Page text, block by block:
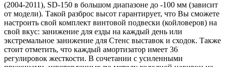
(2004-2011), SD-150 в большом диапазоне до -100 мм (зависит
от модели). Такой разброс высот гарантирует, что Вы сможете
настроить свой комплект винтовой подвески (койловеров) на
свой вкус: занижение для езды на каждый день или
экстремальное занижение для Стенс выставок и сходок. Также
стоит отметить, что каждый амортизатор имеет 36
регулировок жесткости. В сочетании с усиленными